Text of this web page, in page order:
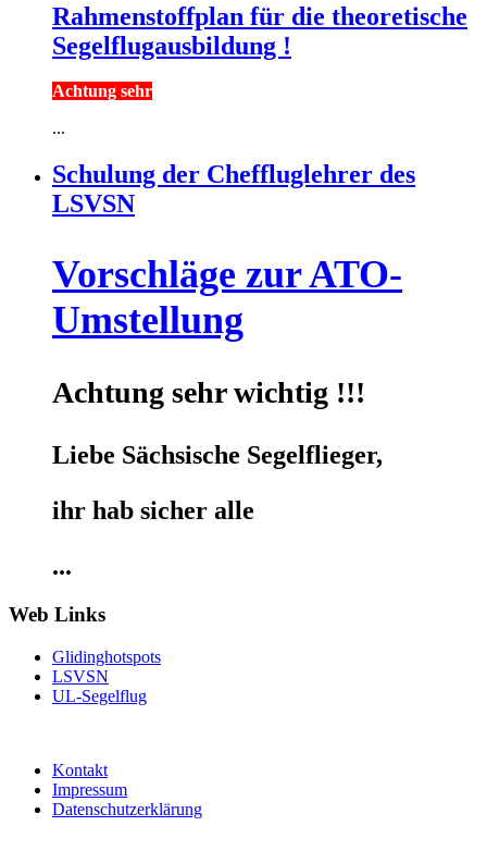
Rahmenstoffplan für die theoretische
Segelflugausbildung !
Achtung sehr
...
Schulung der Cheffluglehrer des
LSVSN
Vorschläge zur ATO-
Umstellung
Achtung sehr wichtig !!!
Liebe Sächsische Segelflieger,
ihr hab sicher alle
...
Web Links
Glidinghotspots
LSVSN
UL-Segelflug
Kontakt
Impressum
Datenschutzerklärung